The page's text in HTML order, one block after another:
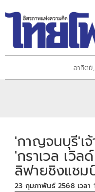
อาทิต
'กาญจนบุรี'เ
'กราเวล เวิ
ลิฟายชิงแชม
23 กุมภาพันธ์ 2568 เวลา